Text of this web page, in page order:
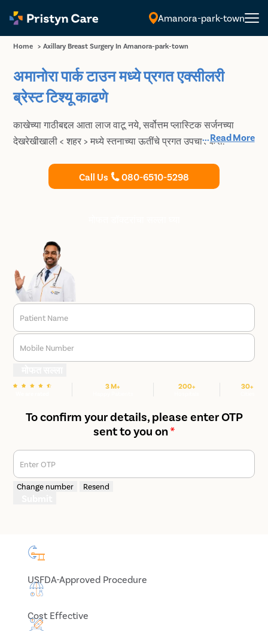
मराठी
Amanora-park-town
Home > Axillary Breast Surgery In Amanora-park-town
अमानोरा पार्क टाउन मध्ये प्रगत एक्सीलरी
ब्रेस्ट टिश्यू काढणे
काखेच्या गाठीबद्दल आता लाज वाटू नये, सर्वोत्तम प्लास्टिक सर्जनच्या
देखरेखीखाली < शहर > मध्ये स्तनाच्या ऊतींचे प्रगत उपचार करा.
...Read More
Call Us 080-6510-5298
Patient Name
Mobile Number
3 M+ 200+ 30+
To confirm your details, please enter OTP
sent to you on*
Enter OTP
Change number Resend
USFDA-Approved Procedure
Cost Effective